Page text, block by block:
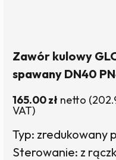
Zawór kulowy
spawany DN40
| W magazynie
165.00zł netto (
VAT)
Typ: zredukowany
Sterowanie: z